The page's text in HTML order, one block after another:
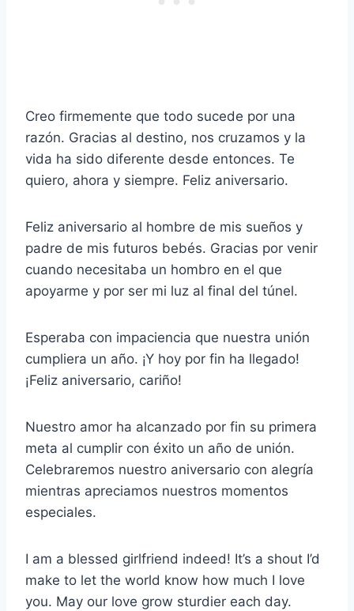
Creo firmemente que todo sucede por una
razón. Gracias al destino, nos cruzamos y la
vida ha sido diferente desde entonces. Te
quiero, ahora y siempre. Feliz aniversario.
Feliz aniversario al hombre de mis sueños y
padre de mis futuros bebés. Gracias por venir
cuando necesitaba un hombro en el que
apoyarme y por ser mi luz al final del túnel.
Esperaba con impaciencia que nuestra unión
cumpliera un año. ¡Y hoy por fin ha llegado!
¡Feliz aniversario, cariño!
Nuestro amor ha alcanzado por fin su primera
meta al cumplir con éxito un año de unión.
Celebraremos nuestro aniversario con alegría
mientras apreciamos nuestros momentos
especiales.
I am a blessed girlfriend indeed! It’s a shout I’d
make to let the world know how much I love
you. May our love grow sturdier each day.